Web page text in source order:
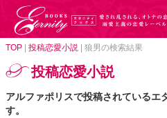
TOP 投稿恋愛小説 狼男の検索結果
投稿恋愛小説
アルファポリスで投稿されているエ
す。